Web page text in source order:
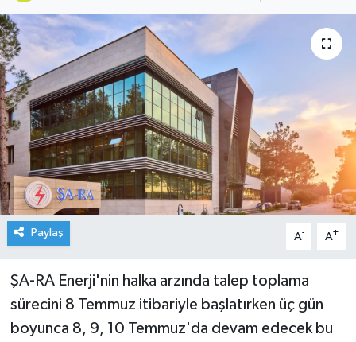
Paylaş A- A+
ŞA-RA Enerji'nin halka arzında talep toplama
sürecini 8 Temmuz itibariyle başlatırken üç gün
boyunca 8, 9, 10 Temmuz'da devam edecek bu